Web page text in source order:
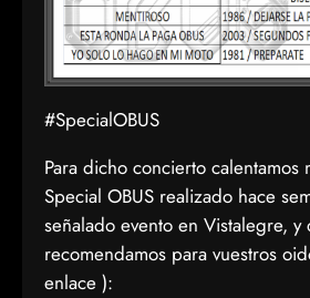
#SpecialOBUS
Para dicho concierto calentamos
Special OBUS realizado hace
señalado evento en Vistalegre, y
recomendamos para vuestros
enlace ):